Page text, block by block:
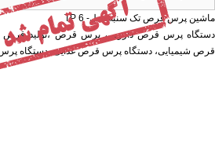
ماشين پرس قرص تک سنبه مدل- 6 TP
دستگاه پرس قرص دارویی، پرس قرص ،تولید قرص
قرص شیمیایی، دستگاه پرس قرص غدایی، دستگاه